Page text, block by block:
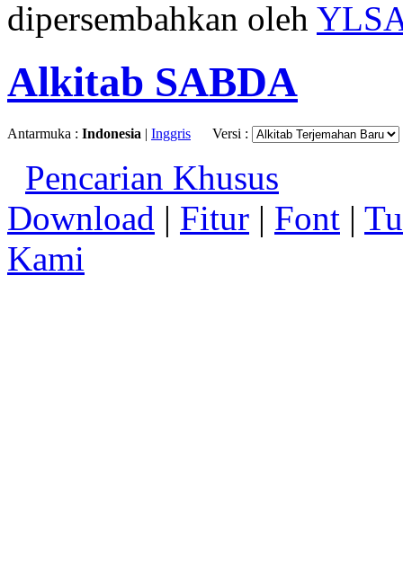
dipersembahkan oleh
Alkitab SABDA
Antarmuka : Indonesia | Inggris Versi :
Pencarian Khusus
Download | Fitur | Font |
Kami